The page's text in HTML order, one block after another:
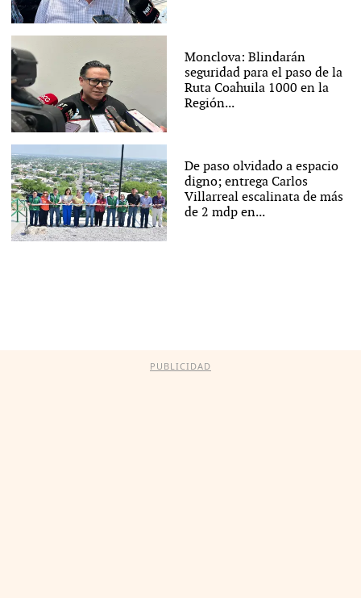
Monclova: Blindarán
seguridad para el paso de la
Ruta Coahuila 1000 en la
Región...
De paso olvidado a espacio
digno; entrega Carlos
Villarreal escalinata de más
de 2 mdp en...
PUBLICIDAD